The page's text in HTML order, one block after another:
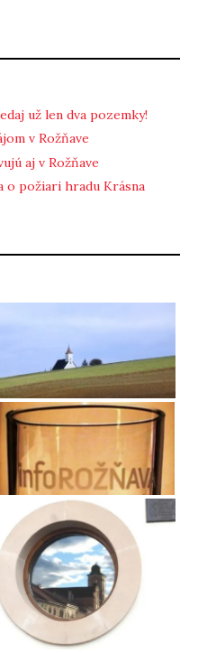
už len dva pozemky!
v Rožňave
aj v Rožňave
o požiari hradu Krásna